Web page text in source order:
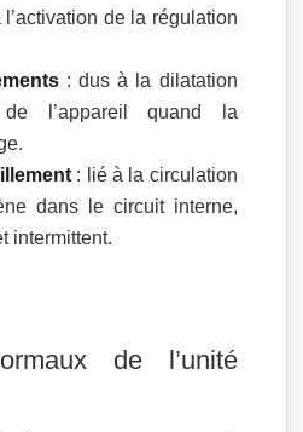
de la régulation
: dus à la dilatation
l’appareil quand la
: lié à la circulation
dans le circuit interne,
intermittent.
de l’unité